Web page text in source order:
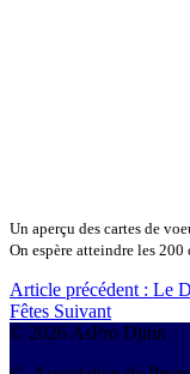
Un aperçu des cartes de
On espère atteindre les 200
Article précédent : Le
Fêtes Suivant
© 2026 AsPro Djinn